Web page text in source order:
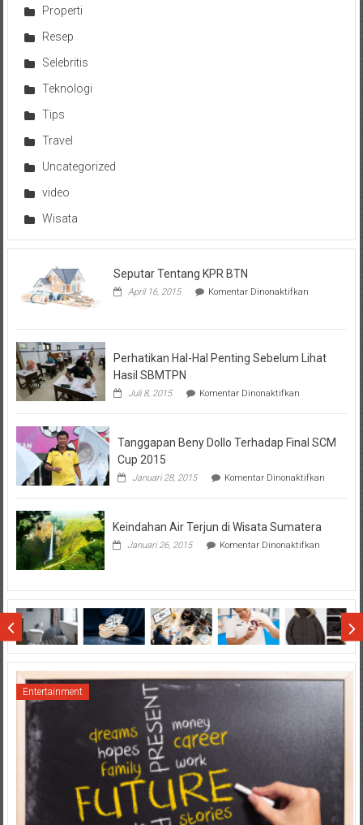
Properti
Resep
Selebritis
Teknologi
Tips
Travel
Uncategorized
video
Wisata
Seputar Tentang KPR BTN
April 16, 2015 Komentar Dinonaktifkanpada
KPR
Perhatikan Hal-Hal Penting Sebelum Lihat
Hasil SBMTPN
Juli 8, 2015 Komentar Dinonaktifkanpada
Hal-
Penting
Hasil
Tanggapan Beny Dollo Terhadap Final SCM
Cup 2015
Januari 28, 2015 Komentar Dinonaktifkanpada
Beny
Keindahan Air Terjun di Wisata Sumatera
Januari 26, 2015 Komentar Dinonaktifkanpada
di
Wisata
Sumatera
Entertainment